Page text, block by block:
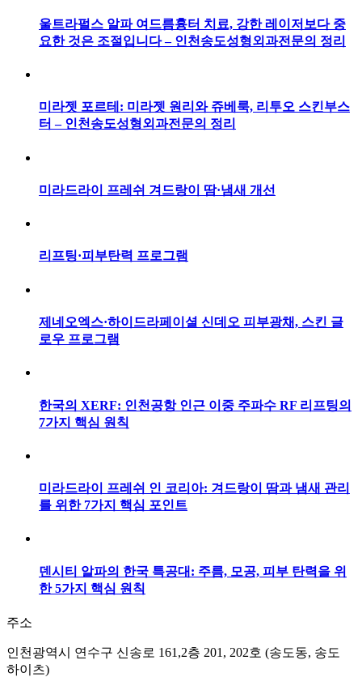
울트라펄스 알파 여드름흉터 치료, 강한 레이저보다 중
요한 것은 조절입니다 – 인천송도성형외과전문의 정리
미라젯 포르테: 미라젯 원리와 쥬베룩, 리투오 스킨부스
터 – 인천송도성형외과전문의 정리
미라드라이 프레쉬 겨드랑이 땀·냄새 개선
리프팅·피부탄력 프로그램
제네오엑스·하이드라페이셜 신데오 피부광채, 스킨 글
로우 프로그램
한국의 XERF: 인천공항 인근 이중 주파수 RF 리프팅의
7가지 핵심 원칙
미라드라이 프레쉬 인 코리아: 겨드랑이 땀과 냄새 관리
를 위한 7가지 핵심 포인트
덴시티 알파의 한국 특공대: 주름, 모공, 피부 탄력을 위
한 5가지 핵심 원칙
주소
인천광역시 연수구 신송로 161,2층 201, 202호 (송도동, 송도
하이츠)